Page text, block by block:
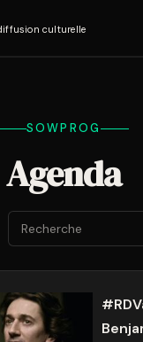
culturelle
SOWPROG
Agenda
Août
29
5